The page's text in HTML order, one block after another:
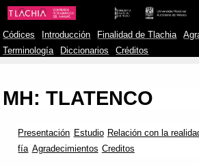
Códices Introducción Finalidad de Tlachia
Terminología
Diccionarios Créditos
MH: TLATENCO
Presentación Estudio Relación con la
fía Agradecimientos Creditos